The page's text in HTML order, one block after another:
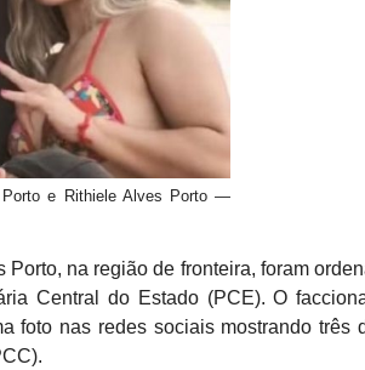
e Rithiele Alves Porto —
na região de fronteira, foram
Central do Estado (PCE). O
foto nas redes sociais mostrando três